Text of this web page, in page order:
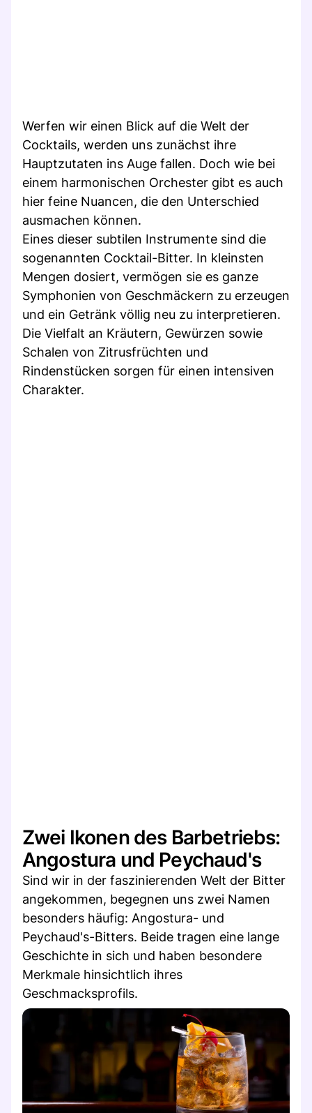
Werfen wir einen Blick auf die Welt der
Cocktails, werden uns zunächst ihre
Hauptzutaten ins Auge fallen. Doch wie bei
einem harmonischen Orchester gibt es auch
hier feine Nuancen, die den Unterschied
ausmachen können.
Eines dieser subtilen Instrumente sind die
sogenannten Cocktail-Bitter. In kleinsten
Mengen dosiert, vermögen sie es ganze
Symphonien von Geschmäckern zu erzeugen
und ein Getränk völlig neu zu interpretieren.
Die Vielfalt an Kräutern, Gewürzen sowie
Schalen von Zitrusfrüchten und
Rindenstücken sorgen für einen intensiven
Charakter.
Zwei Ikonen des Barbetriebs:
Angostura und Peychaud's
Sind wir in der faszinierenden Welt der Bitter
angekommen, begegnen uns zwei Namen
besonders häufig: Angostura- und
Peychaud's-Bitters. Beide tragen eine lange
Geschichte in sich und haben besondere
Merkmale hinsichtlich ihres
Geschmacksprofils.